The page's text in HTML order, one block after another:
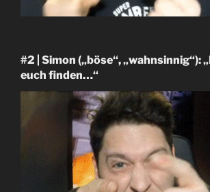
#2 | Simon („böse“, „wahnsinnig“):
euch finden…“